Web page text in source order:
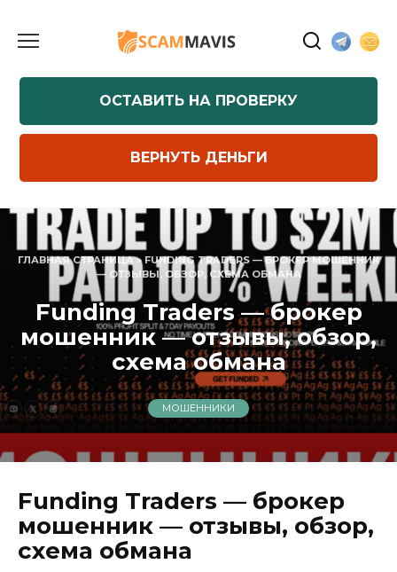
содержанию
ОСТАВИТЬ НА ПРОВЕРКУ
ВЕРНУТЬ ДЕНЬГИ
ГЛАВНАЯ СТРАНИЦА» FUNDING TRADERS — БРОКЕР МОШЕННИК
— ОТЗЫВЫ, ОБЗОР, СХЕМА ОБМАНА
Funding Traders — брокер
мошенник — отзывы, обзор,
схема обмана
МОШЕННИКИ
Funding Traders — брокер
мошенник — отзывы, обзор,
схема обмана